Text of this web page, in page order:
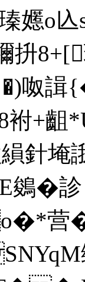
瑧嬺o
8+[
呶
8袝+
針
鵕
营